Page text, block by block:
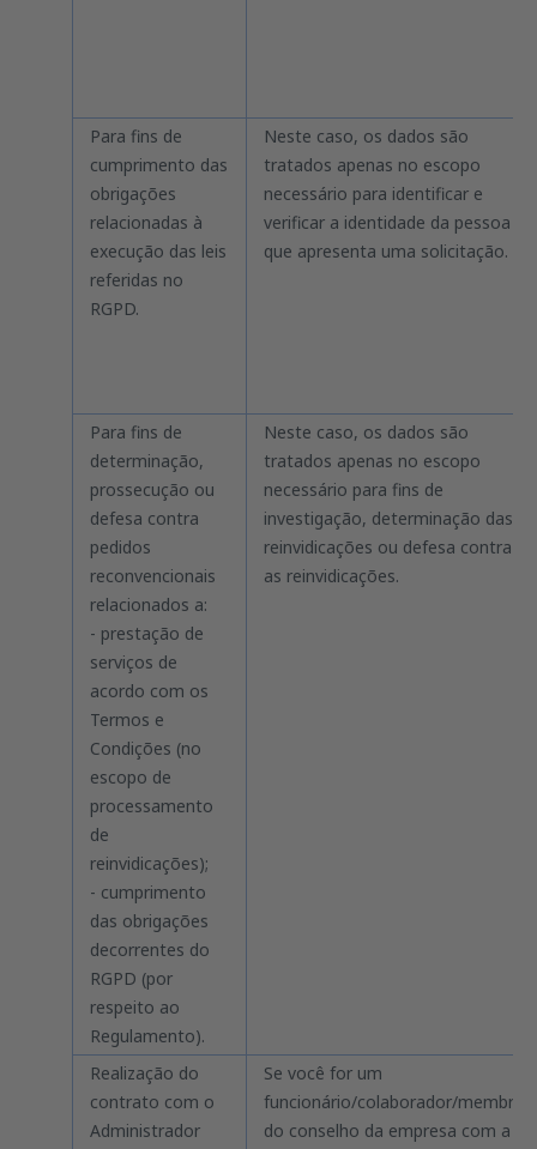
Para fins de
cumprimento das
obrigações
relacionadas à
execução das leis
referidas no
RGPD.
Neste caso, os dados são
tratados apenas no escopo
necessário para identificar e
verificar a identidade da pessoa
que apresenta uma solicitação.
Para fins de
determinação,
prossecução ou
defesa contra
pedidos
reconvencionais
relacionados a:
- prestação de
serviços de
acordo com os
Termos e
Condições (no
escopo de
processamento
de
reinvidicações);
- cumprimento
das obrigações
decorrentes do
RGPD (por
respeito ao
Regulamento).
Neste caso, os dados são
tratados apenas no escopo
necessário para fins de
investigação, determinação das
reinvidicações ou defesa contra
as reinvidicações.
Realização do
contrato com o
Administrador
Se você for um
funcionário/colaborador/membro
do conselho da empresa com a